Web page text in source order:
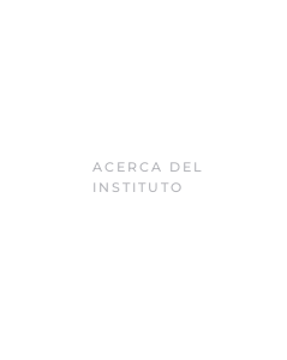
ACERCA DEL
INSTITUTO